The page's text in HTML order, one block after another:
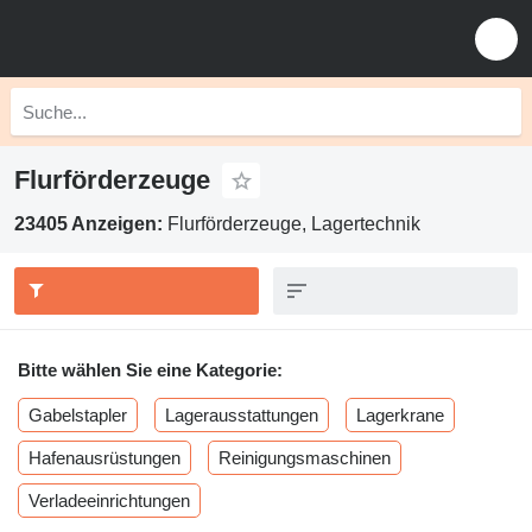
Flurförderzeuge
23405 Anzeigen: Flurförderzeuge, Lagertechnik
Bitte wählen Sie eine Kategorie:
Gabelstapler Lagerausstattungen Lagerkrane
Hafenausrüstungen Reinigungsmaschinen
Verladeeinrichtungen